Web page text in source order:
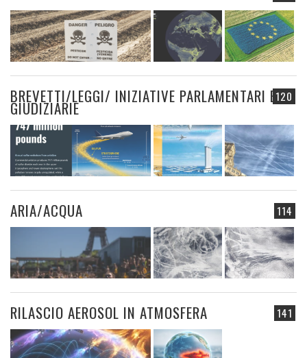
120
BREVETTI/LEGGI/ INIZIATIVE PARLAMENTARI E
GIUDIZIARIE
114
ARIA/ACQUA
141
RILASCIO AEROSOL IN ATMOSFERA